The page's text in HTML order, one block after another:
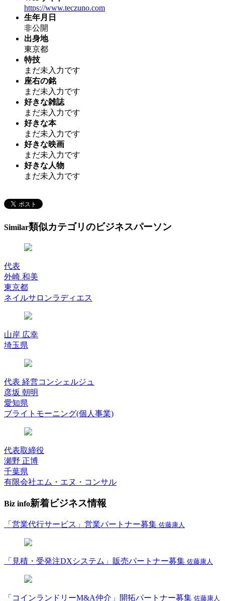
https://www.teczuno.com
生年月日
非公開
出身地
東京都
特技
まだ未入力です
座右の銘
まだ未入力です
好きな雑誌
まだ未入力です
好きな本
まだ未入力です
好きな映画
まだ未入力です
好きな人物
まだ未入力です
Similar類似カテゴリのビジネスパーソン
代表
外崎 和美
東京都
ネイルサロンラディエス
山岸 広幸
埼玉県
代表 経営コンシェルジュ
彦坂 朝明
愛知県
ブライトモーニング(個人事業)
代表取締役
瀬野 正博
千葉県
有限会社エム・エヌ・コンサル
Biz info新着ビジネス情報
「営業代行サービス」営業パートナー募集 佐藤康人
「見積・受発注DXシステム」販売パートナー募集 佐藤康人
「コインランドリーM&A仲介」開拓パートナー募集 佐藤康人